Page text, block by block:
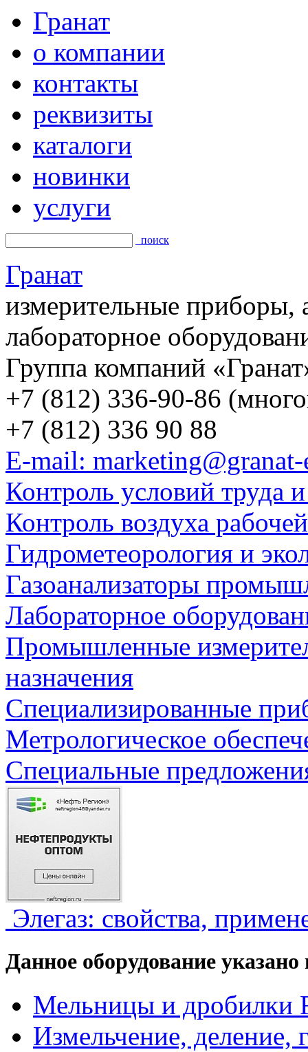
Гранат
о компании
контакты
реквизиты
каталоги
новинки
услуги
поиск
Гранат
измерительные приборы,
лабораторное
Группа компаний
+7 (812) 336-90-86
+7 (812) 336 90 88
E-mail:
Контроль условий труда
Контроль воздуха
Гидрометеорология и
Газоанализаторы
Лабораторное
Промышленные
назначения
Специализированные
Метрологическое
Специальные
Элегаз: свойства,
Данное оборудование
Мельницы и дробилки
Измельчение, деление,